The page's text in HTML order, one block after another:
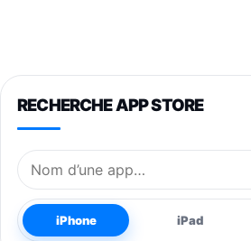
RECHERCHE APP STORE
Nom de l’application
iPhone iPad